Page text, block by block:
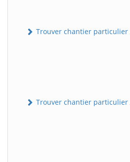
Trouver chantier particulier
Trouver chantier particulier